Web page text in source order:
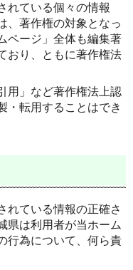
れている個々の情報
、著作権の対象となっ
ページ」全体も編集著
おり、ともに著作権法
用」など著作権法上認
・転用することはでき
れている情報の正確さ
県は利用者が当ホーム
行為について、何ら責